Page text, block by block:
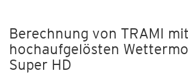
Berechnung von TRAMI
hochaufgelösten
Super HD